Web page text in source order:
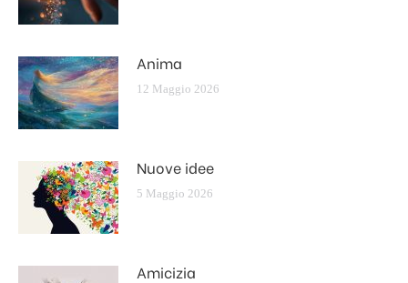
Anima
12 Maggio 2026
Nuove idee
5 Maggio 2026
Amicizia